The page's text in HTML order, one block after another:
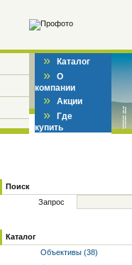
» Каталог
» О
компании
» Акции
» Где
купить
Поиск
Запрос
Каталог
Объективы (38)